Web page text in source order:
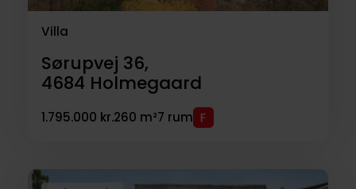
Villa
Sørupvej 36,
4684 Holmegaard
1.795.000 kr.260 m²7 rum